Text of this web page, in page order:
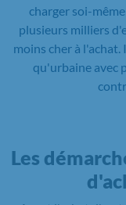
charger soi-
plusieurs milliers
moins cher à
qu'urbaine avec
Les